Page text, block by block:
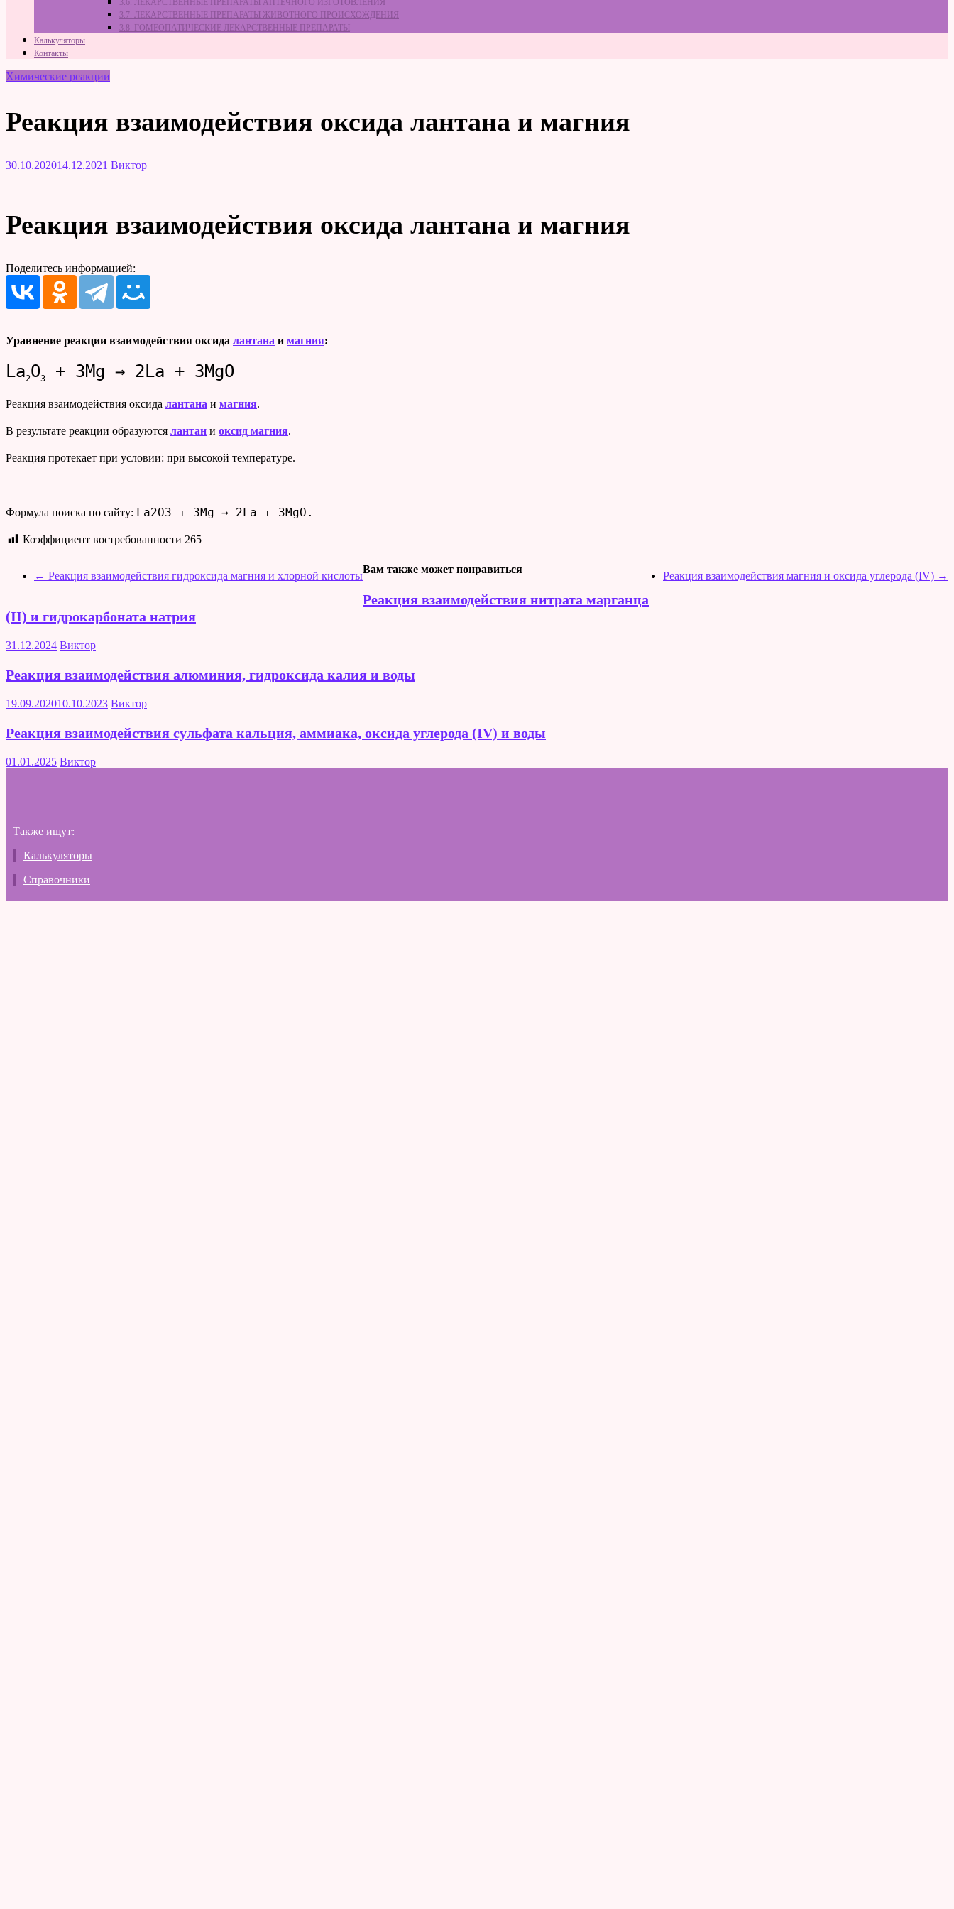
3.6. ЛЕКАРСТВЕННЫЕ ПРЕПАРАТЫ АПТЕЧНОГО ИЗГОТОВЛЕНИЯ
3.7. ЛЕКАРСТВЕННЫЕ ПРЕПАРАТЫ ЖИВОТНОГО ПРОИСХОЖДЕНИЯ
3.8. ГОМЕОПАТИЧЕСКИЕ ЛЕКАРСТВЕННЫЕ ПРЕПАРАТЫ
Калькуляторы
Контакты
Химические реакции
Реакция взаимодействия оксида лантана и магния
30.10.202014.12.2021 Виктор
Реакция взаимодействия оксида лантана и магния
Поделитесь информацией:
Уравнение реакции взаимодействия оксида лантана и магния:
La2O3 + 3Mg → 2La + 3MgO
Реакция взаимодействия оксида лантана и магния.
В результате реакции образуются лантан и оксид магния.
Реакция протекает при условии: при высокой температуре.
Формула поиска по сайту: La2O3 + 3Mg → 2La + 3MgO.
Коэффициент востребованности 265
← Реакция взаимодействия гидроксида магния и хлорной кислоты Реакция взаимодействия магния и оксида углерода (IV) →
Вам также может понравиться
Реакция взаимодействия нитрата марганца
(II) и гидрокарбоната натрия
31.12.2024 Виктор
Реакция взаимодействия алюминия, гидроксида калия и воды
19.09.202010.10.2023 Виктор
Реакция взаимодействия сульфата кальция, аммиака, оксида углерода (IV) и воды
01.01.2025 Виктор
Также ищут:
Калькуляторы
Справочники